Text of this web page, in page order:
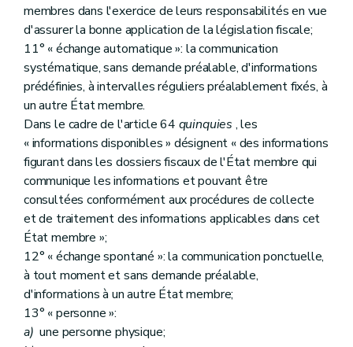
membres dans l'exercice de leurs responsabilités en vue
d'assurer la bonne application de la législation fiscale;
11° « échange automatique »: la communication
systématique, sans demande préalable, d'informations
prédéfinies, à intervalles réguliers préalablement fixés, à
un autre État membre.
Dans le cadre de l'article 64 quinquies , les
« informations disponibles » désignent « des informations
figurant dans les dossiers fiscaux de l'État membre qui
communique les informations et pouvant être
consultées conformément aux procédures de collecte
et de traitement des informations applicables dans cet
État membre »;
12° « échange spontané »: la communication ponctuelle,
à tout moment et sans demande préalable,
d'informations à un autre État membre;
13° « personne »:
a) une personne physique;